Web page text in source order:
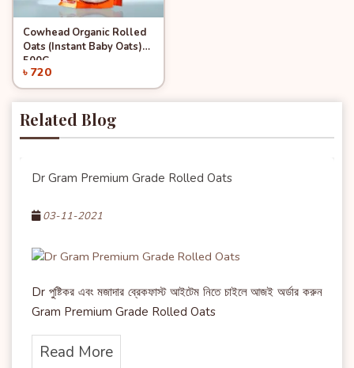
Quick ViewAdd to Cart
Cowhead Organic Rolled
Oats (Instant Baby Oats)
500G
৳ 720
Related Blog
Dr Gram Premium Grade Rolled Oats
03-11-2021
Dr পুষ্টিকর এবং মজাদার ব্রেকফাস্ট আইটেম নিতে চাইলে আজই অর্ডার করুন
Gram Premium Grade Rolled Oats
Read More